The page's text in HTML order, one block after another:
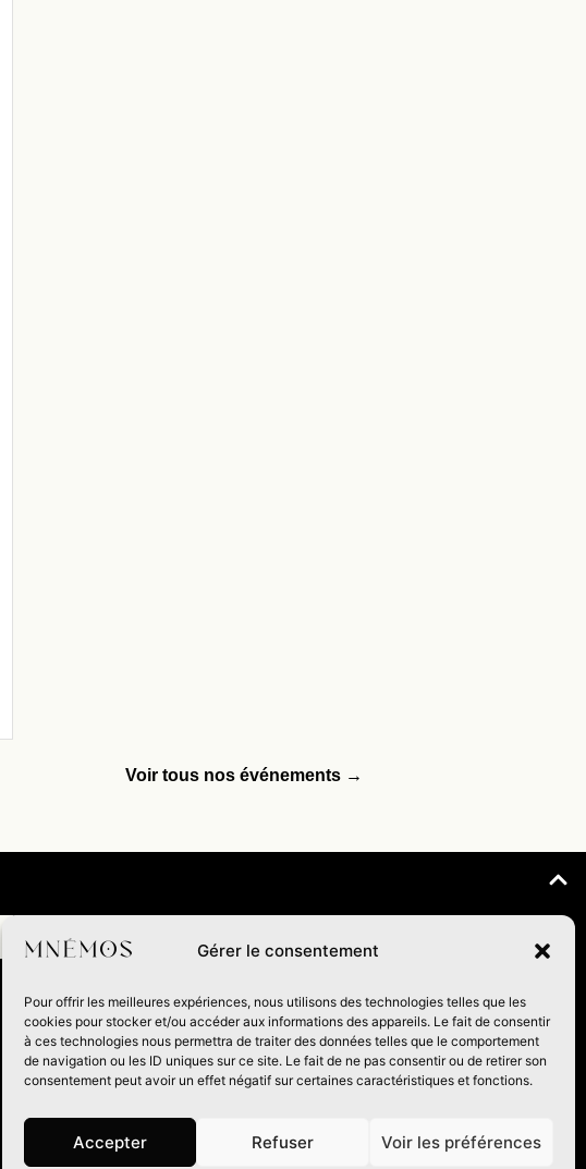
Gérer le consentement
Pour offrir les meilleures expériences, nous utilisons des technologies telles que les
cookies pour stocker et/ou accéder aux informations des appareils. Le fait de consentir
à ces technologies nous permettra de traiter des données telles que le comportement
de navigation ou les ID uniques sur ce site. Le fait de ne pas consentir ou de retirer son
consentement peut avoir un effet négatif sur certaines caractéristiques et fonctions.
Accepter Refuser Voir les préférences
Voir tous nos événements →